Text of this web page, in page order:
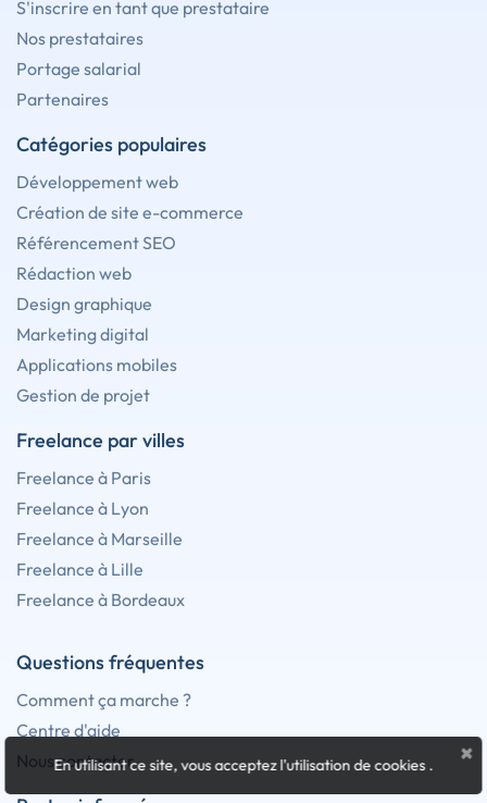
S'inscrire en tant que prestataire
Nos prestataires
Portage salarial
Partenaires
Catégories populaires
Développement web
Création de site e-commerce
Référencement SEO
Rédaction web
Design graphique
Marketing digital
Applications mobiles
Gestion de projet
Freelance par villes
Freelance à Paris
Freelance à Lyon
Freelance à Marseille
Freelance à Lille
Freelance à Bordeaux
Questions fréquentes
Comment ça marche ?
Centre d'aide
Nous contacter
×
En utilisant ce site, vous acceptez l'utilisation de cookies.